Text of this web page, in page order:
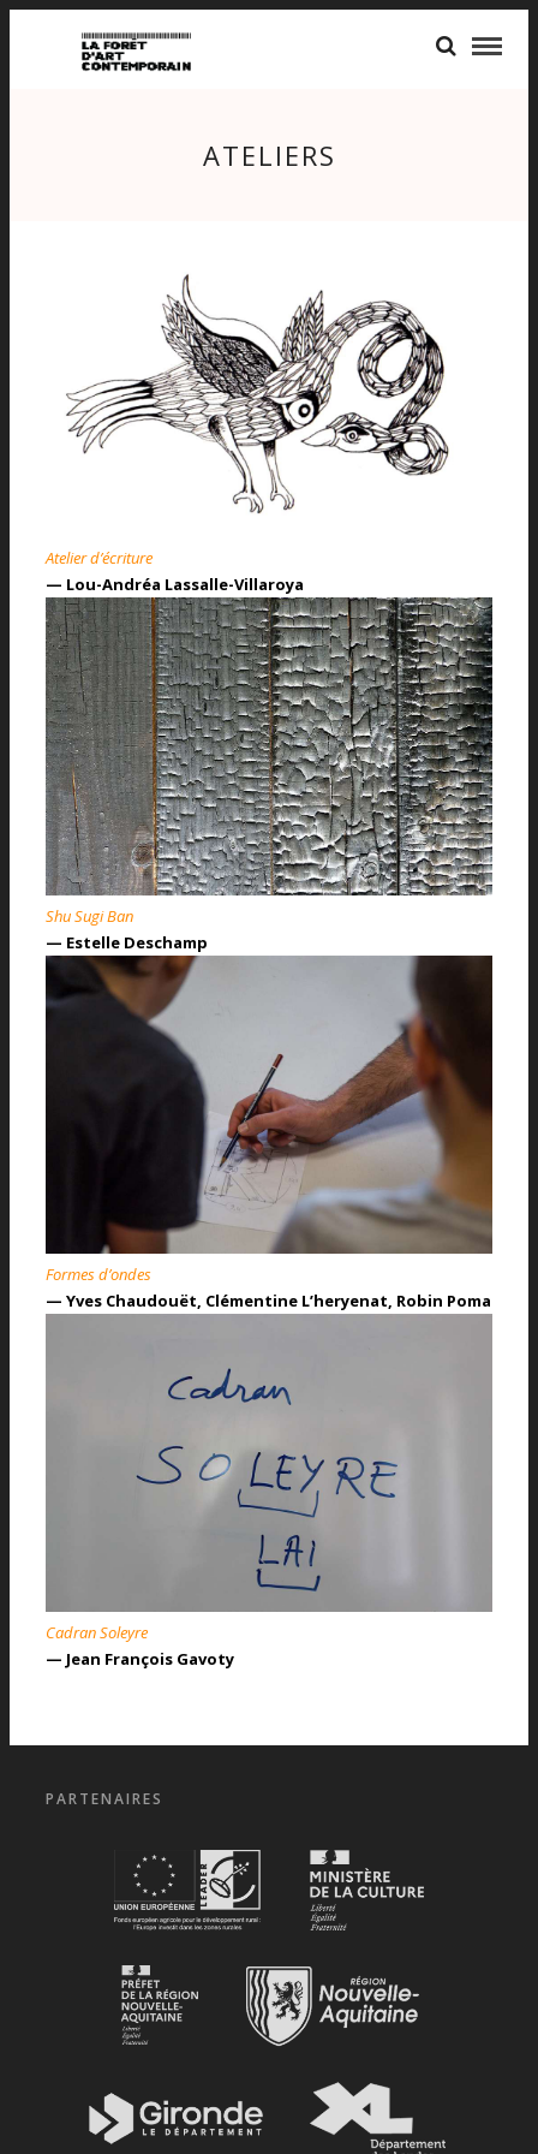
ATELIERS
Atelier d’écriture
— Lou-Andréa Lassalle-Villaroya
Shu Sugi Ban
— Estelle Deschamp
Formes d’ondes
— Yves Chaudouët, Clémentine L’heryenat, Robin Poma
Cadran Soleyre
— Jean François Gavoty
PARTENAIRES